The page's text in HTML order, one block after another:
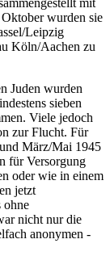
wurden sie
Leipzig
Köln/Aachen zu
Juden wurden
sieben
Viele jedoch
zur Flucht. Für
März/Mai 1945
für Versorgung
oder wie in einem
jetzt
ohne
nicht nur die
anonymen -